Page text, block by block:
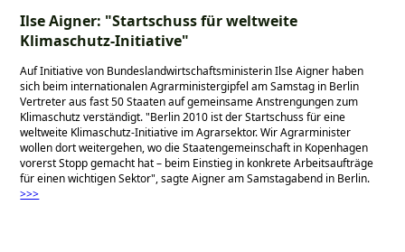
Ilse Aigner: "Startschuss für weltweite
Klimaschutz-Initiative"
Auf Initiative von Bundeslandwirtschaftsministerin Ilse Aigner haben
sich beim internationalen Agrarministergipfel am Samstag in Berlin
Vertreter aus fast 50 Staaten auf gemeinsame Anstrengungen zum
Klimaschutz verständigt. Berlin 2010 ist der Startschuss für eine
weltweite Klimaschutz-Initiative im Agrarsektor. Wir Agrarminister
wollen dort weitergehen, wo die Staatengemeinschaft in Kopenhagen
vorerst Stopp gemacht hat – beim Einstieg in konkrete Arbeitsaufträge
für einen wichtigen Sektor , sagte Aigner am Samstagabend in Berlin.
>>>